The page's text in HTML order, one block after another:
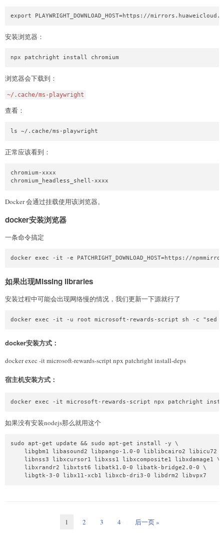
export PLAYWRIGHT_DOWNLOAD_HOST=https://
安装浏览器：
npx patchright install chromium
浏览器会下载到：
~/.cache/ms-playwright
查看：
ls ~/.cache/ms-playwright
正常应该看到：
chromium-xxxx
chromium_headless_shell-xxxx
Docker 会通过挂载使用该浏览器。
docker安装浏览器
一条命令搞定
docker exec -it -e PATCHRIGHT_DOWNLOAD_HOST=https://
如果出现Missing libraries
安装过程中可能会出现网络慢的情况，我们更新一下源就行了
docker exec -it -u root microsoft-rewards-script sh -c "sed
docker安装方式：
docker exec -it microsoft-rewards-script npx patchright install-deps
宿主机安装方式：
docker exec -it microsoft-rewards-script npx patchright
如果没有安装nodejs那么就用这个
sudo apt-get update && sudo apt-get install -y \
    libgbm1 libasound2 libpango-1.0-0 liblibcairo2 libicu72 \
    libnss3 libxcursor1 libxss1 libxcomposite1 libxdamage1 \
    libxrandr2 libxtst6 libatk1.0-0 libatk-bridge2.0-0 \
    libgtk-3-0 libx11-xcb1 libxcb-dri3-0 libdrm2 libvpx7
1 2 3 4 后一页 »